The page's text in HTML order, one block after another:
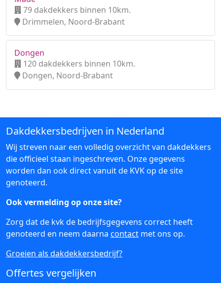
79 dakdekkers binnen 10km.
Drimmelen, Noord-Brabant
Dongen
120 dakdekkers binnen 10km.
Dongen, Noord-Brabant
Dakdekkersbedrijven in Nederland
Wij streven naar een volledig overzicht van dakdekkers
die officieel staan ingeschreven. Onze gegevens
worden dan ook direct vanuit de KVK op de site
genoteerd.
Ook vermelding op onze site?
Zorg dat de kvk de bedrijfsgegevens correct heeft
genoteerd en neem daarna contact met ons op.
Groeien als dakdekkersbedrijf?
Offertes vergelijken